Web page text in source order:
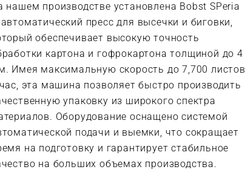
нашем производстве установлена Bobst SPeria
пресс для высечки и биговки,
обеспечивает высокую точность
картона и гофрокартона толщиной до 4
Имея максимальную скорость до 7,700 листов
эта машина позволяет быстро производить
упаковку из широкого спектра
Оборудование оснащено системой
подачи и выемки, что сокращает
на подготовку и гарантирует стабильное
на больших объемах производства.